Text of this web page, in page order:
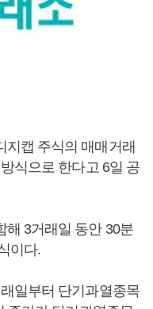
지캡 주식의 매매거래
식으로 한다고 6일 공
해 3거래일 동안 30분
이다.
일부터 단기과열종목